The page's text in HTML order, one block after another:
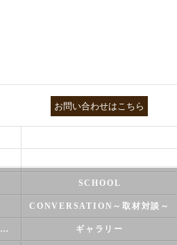
お問い合わせはこちら
SCHOOL
CONVERSATION～取材対談～
SETTLEMENT～クリセンのズバリ解決シリーズ～ ギャラリー